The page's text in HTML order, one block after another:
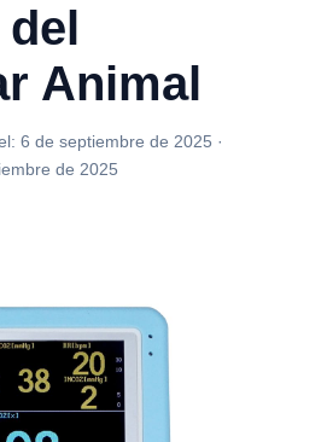
Animal
6 de septiembre de 2025 ·
de 2025